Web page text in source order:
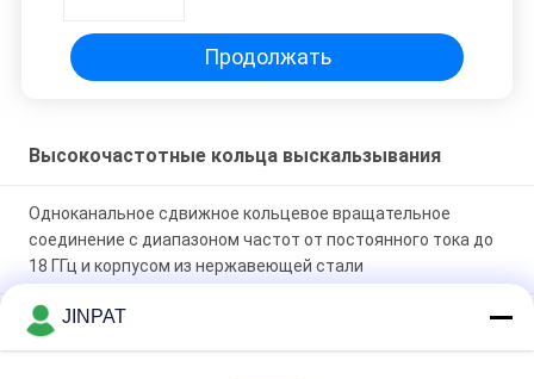
Продолжать
Высокочастотные кольца выскальзывания
Одноканальное сдвижное кольцевое вращательное
соединение с диапазоном частот от постоянного тока до
18 ГГц и корпусом из нержавеющей стали
1-канальное высокочастотное вращающееся контактное
кольцо с пиковой мощностью 1500 Вт и диапазоном
JINPAT